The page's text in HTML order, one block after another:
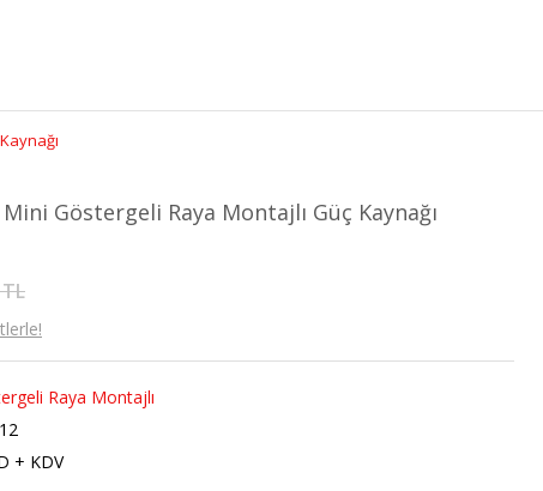
Mini Göstergeli Raya Montajlı Güç Kaynağı
Raya Montajlı
+ KDV